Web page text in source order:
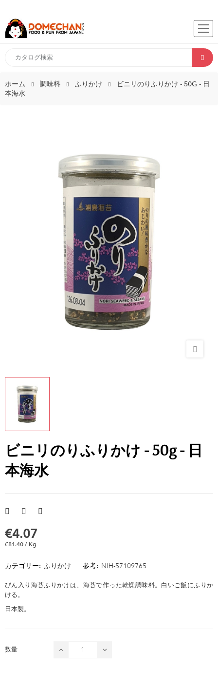
ホーム 調味料 ふりかけ
ビニリのりふりかけ - 50G - 日
本海水
ビニリのりふりかけ - 50g - 日
本海水
€4.07
€81.40 / Kg
カテゴリー: ふりかけ 参考: NIH-57109765
びん入り海苔ふりかけは、海苔で作った乾燥調味料。白いご飯にふりか
ける。
日本製。
数量